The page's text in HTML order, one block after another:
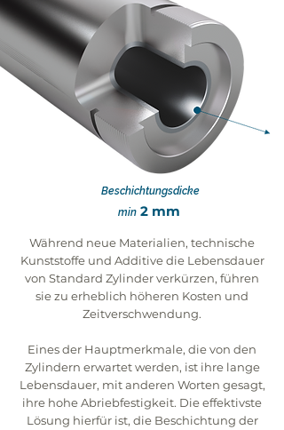
Beschichtungsdicke
min2 mm
Während neue Materialien, technische
Kunststoffe und Additive die Lebensdauer
von Standard Zylinder verkürzen, führen
sie zu erheblich höheren Kosten und
Zeitverschwendung.
Eines der Hauptmerkmale, die von den
Zylindern erwartet werden, ist ihre lange
Lebensdauer, mit anderen Worten gesagt,
ihre hohe Abriebfestigkeit. Die effektivste
Lösung hierfür ist, die Beschichtung der